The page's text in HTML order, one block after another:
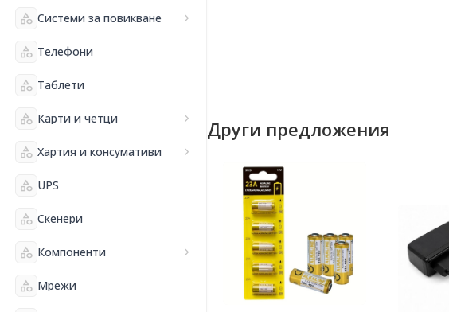
category Системи за повикване chevron_right
category Телефони
category Таблети
category Карти и четци chevron_right
category Хартия и консумативи chevron_right
category UPS
category Скенери
category Компоненти chevron_right
category Мрежи
Други предложения